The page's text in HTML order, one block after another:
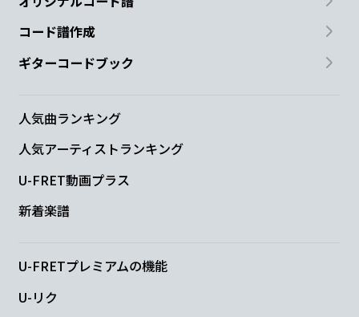
コード譜作成
ギターコードブック
人気曲ランキング
人気アーティストランキング
U-FRET動画プラス
新着楽譜
U-FRETプレミアムの機能
U-リク